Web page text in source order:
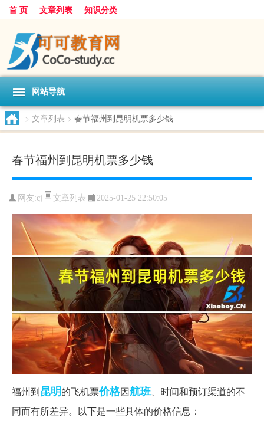
首 页 文章列表 知识分类
网站导航
> 文章列表 > 春节福州到昆明机票多少钱
春节福州到昆明机票多少钱
网友:cj 文章列表 2025-01-25 22:50:05
福州到昆明的飞机票价格因航班、时间和预订渠道的不
同而有所差异。以下是一些具体的价格信息：